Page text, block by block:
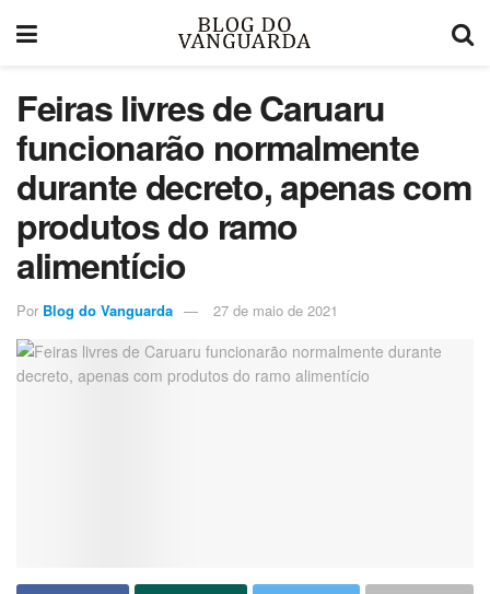
Feiras livres de Caruaru
funcionarão normalmente
durante decreto, apenas com
produtos do ramo
alimentício
Por Blog do Vanguarda 27 de maio de 2021